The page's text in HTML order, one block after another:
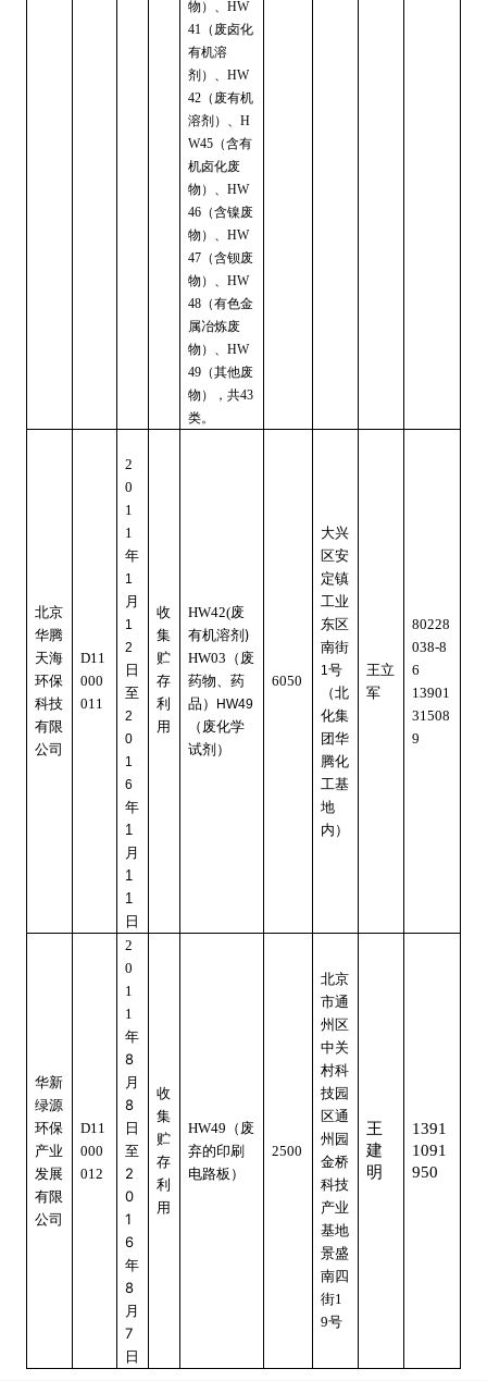
物）、HW
41 （废卤化
有机溶
剂）、HW
42 （废有机
溶剂）、H
W45 （含有
机卤化废
物）、HW
46 （含镍废
物）、HW
47 （含钡废
物）、HW
48 （有色金
属冶炼废
物）、HW
49 （其他废
物），共43
类。
北京
华腾
天海
环保
科技
有限
公司
D11
000
011
2
0
1
1
年
1
月
1
2
日
至
2
0
1
6
年
1
月
1
1
日
收
集
贮
存
利
用
HW42(废
有机溶剂)
HW03 （废
药物、药
品）
HW49
（废化学
试剂）
6050
大兴
区安
定镇
工业
东区
南街
1号
（北
化集
团华
腾化
工基
地
内）
王立
军
80228
038-8
6
13901
31508
9
华新
绿源
环保
产业
发展
有限
公司
D11
000
012
2
0
1
1
年
8
月
8
日
至
2
0
1
6
年
8
月
7
日
收
集
贮
存
利
用
HW49 （废
弃的印刷
电路板）
2500
北京
市通
州区
中关
村科
技园
区通
州园
金桥
科技
产业
基地
景盛
南四
街1
9号
王
建
明
1391
1091
950